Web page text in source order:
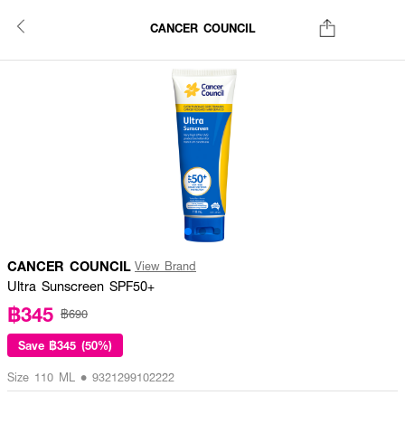
CANCER COUNCIL
CANCER COUNCIL View Brand
Ultra Sunscreen SPF50+
฿345 ฿690
Save ฿345 (50%)
Size 110 ML • 9321299102222